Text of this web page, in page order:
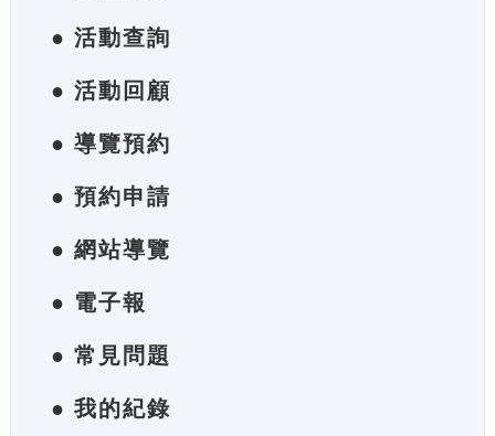
● 活動查詢
● 活動回顧
● 導覽預約
● 預約申請
● 網站導覽
● 電子報
● 常見問題
● 我的紀錄